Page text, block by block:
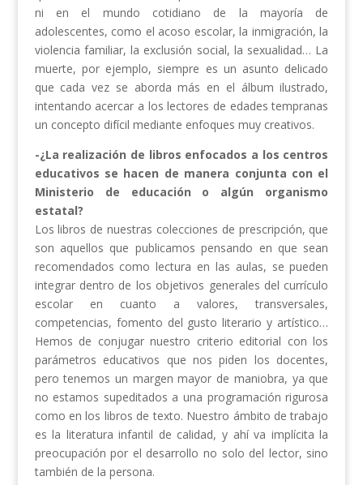
ni en el mundo cotidiano de la mayoría de
adolescentes, como el acoso escolar, la inmigración, la
violencia familiar, la exclusión social, la sexualidad… La
muerte, por ejemplo, siempre es un asunto delicado
que cada vez se aborda más en el álbum ilustrado,
intentando acercar a los lectores de edades tempranas
un concepto difícil mediante enfoques muy creativos.
-¿La realización de libros enfocados a los centros
educativos se hacen de manera conjunta con el
Ministerio de educación o algún organismo
estatal?
Los libros de nuestras colecciones de prescripción, que
son aquellos que publicamos pensando en que sean
recomendados como lectura en las aulas, se pueden
integrar dentro de los objetivos generales del currículo
escolar en cuanto a valores, transversales,
competencias, fomento del gusto literario y artístico…
Hemos de conjugar nuestro criterio editorial con los
parámetros educativos que nos piden los docentes,
pero tenemos un margen mayor de maniobra, ya que
no estamos supeditados a una programación rigurosa
como en los libros de texto. Nuestro ámbito de trabajo
es la literatura infantil de calidad, y ahí va implícita la
preocupación por el desarrollo no solo del lector, sino
también de la persona.